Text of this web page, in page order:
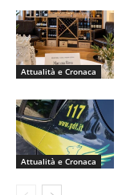
Attualità e Cronaca
Attualità e Cronaca